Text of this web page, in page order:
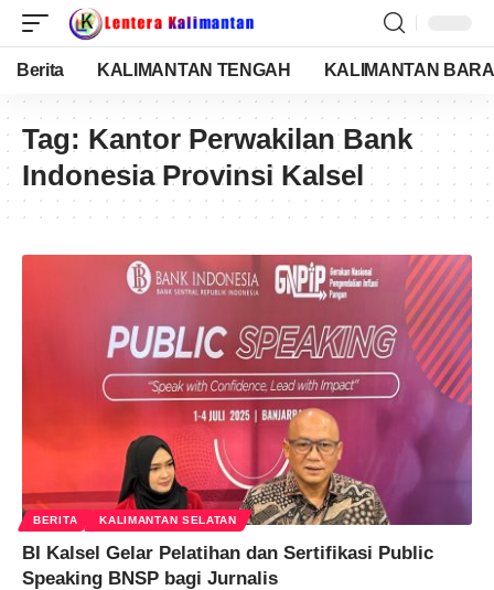
Berita KALIMANTAN TENGAH KALIMANTAN
Tag: Kantor Perwakilan Bank
Indonesia Provinsi Kalsel
BERITA KALIMANTAN SELATAN
BI Kalsel Gelar Pelatihan dan Sertifikasi Public
Speaking BNSP bagi Jurnalis